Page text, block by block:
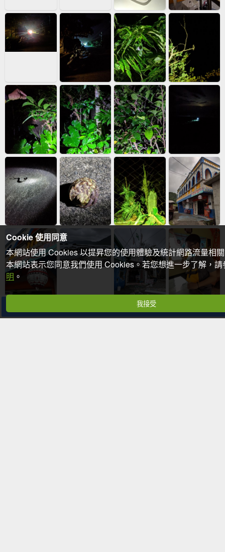
分享
Cookie 使用同意
本網站使用 Cookies 以提昇您的使用體驗及統計網路流量相
本網站表示您同意我們使用 Cookies。若您想進一步了解，
明 。
我接受